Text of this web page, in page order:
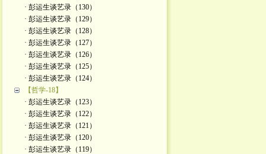
· 彭运生谈艺录（130）
· 彭运生谈艺录（129）
· 彭运生谈艺录（128）
· 彭运生谈艺录（127）
· 彭运生谈艺录（126）
· 彭运生谈艺录（125）
· 彭运生谈艺录（124）
【哲学-18】
· 彭运生谈艺录（123）
· 彭运生谈艺录（122）
· 彭运生谈艺录（121）
· 彭运生谈艺录（120）
· 彭运生谈艺录（119）